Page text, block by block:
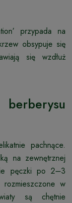
przypada na
obsypuje się
się wzdłuż
pachnące.
na zewnętrznej
pęczki po 2–3
w
są chętnie